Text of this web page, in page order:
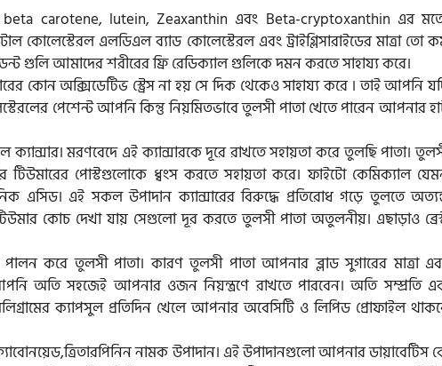
beta carotene, lutein, Zeaxanthin এবং Beta-cryptoxanthin এর
কোলেস্টেরল এলডিএল ব্যাড কোলেস্টেরল এবং ট্রাইগ্লিসারাইডের মাত্রা তো
গুলি আমাদের শরীরের ফ্রি রেডিক্যাল গুলিকে দমন করতে সাহায্য করে।
কোন অক্সিডেটিভ স্ট্রেস না হয় সে দিক থেকেও সাহায্য করে । তাই আপনি
পেশেন্ট আপনি কিন্তু নিয়মিতভাবে তুলসী পাতা খেতে পারেন আপনার
মরণবেদে এই ক্যান্সারকে দূরে রাখতে সহায়তা করে তুলছি পাতা।
টিউমারের পোস্টগুলোকে ধ্বংস করতে সহায়তা করে। ফাইটো কেমিক্যাল
এসিড। এই সকল উপাদান ক্যান্সারের বিরুদ্ধে প্রতিরোধ গড়ে তুলতে
কোচ দেখা যায় সেগুলো দূর করতে তুলসী পাতা অতুলনীয়। এছাড়াও
করে তুলসী পাতা। কারণ তুলসী পাতা আপনার ব্লাড সুগারের মাত্রা
অতি সহজেই আপনার ওজন নিয়ন্ত্রণে রাখতে পারবেন। অতি সম্প্রতি
ক্যাপসুল প্রতিদিন খেলে আপনার অবেসিটি ও লিপিড প্রোফাইল
নামক উপাদান। এই উপাদানগুলো আপনার ডায়াবেটিস